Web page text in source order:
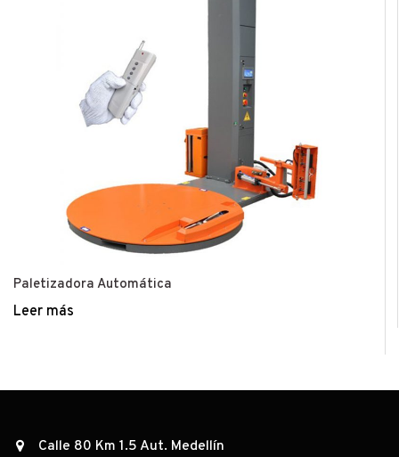
Paletizadora Automática
Leer más
Calle 80 Km 1.5 Aut. Medellín